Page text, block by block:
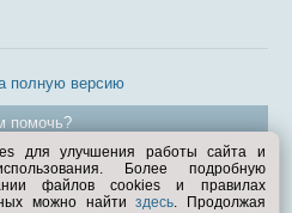
полную версию
помочь?
1998—2026
для улучшения работы сайта и
Более подробную
файлов cookies и правилах
можно найтиздесь. Продолжая